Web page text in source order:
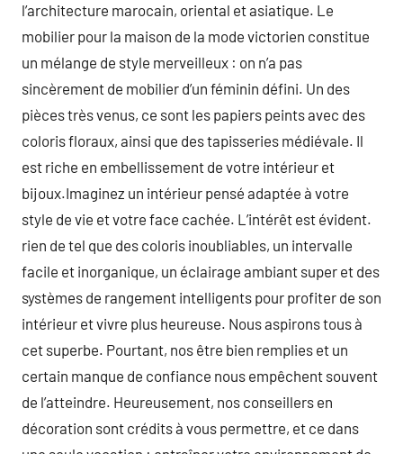
l’architecture marocain, oriental et asiatique. Le
mobilier pour la maison de la mode victorien constitue
un mélange de style merveilleux : on n’a pas
sincèrement de mobilier d’un féminin défini. Un des
pièces très venus, ce sont les papiers peints avec des
coloris floraux, ainsi que des tapisseries médiévale. Il
est riche en embellissement de votre intérieur et
bijoux.Imaginez un intérieur pensé adaptée à votre
style de vie et votre face cachée. L’intérêt est évident.
rien de tel que des coloris inoubliables, un intervalle
facile et inorganique, un éclairage ambiant super et des
systèmes de rangement intelligents pour profiter de son
intérieur et vivre plus heureuse. Nous aspirons tous à
cet superbe. Pourtant, nos être bien remplies et un
certain manque de confiance nous empêchent souvent
de l’atteindre. Heureusement, nos conseillers en
décoration sont crédits à vous permettre, et ce dans